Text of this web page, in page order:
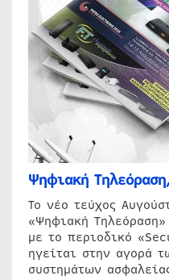
Ψηφιακή
Το νέο τεύχος
«Ψηφιακή
με το περιοδικό
ηγείται στην αγορά
συστημάτων